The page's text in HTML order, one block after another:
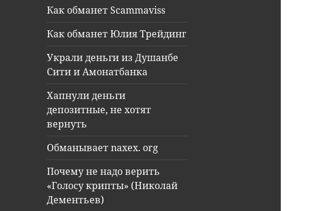
Как обманет Scammaviss
Как обманет Юлия Трейдинг
Украли деньги из Душанбе
Сити и Амонатбанка
Хапнули деньги
депозитные, не хотят
вернуть
Обманывает naxex. org
Почему не надо верить
«Голосу крипты» (Николай
Дементьев)